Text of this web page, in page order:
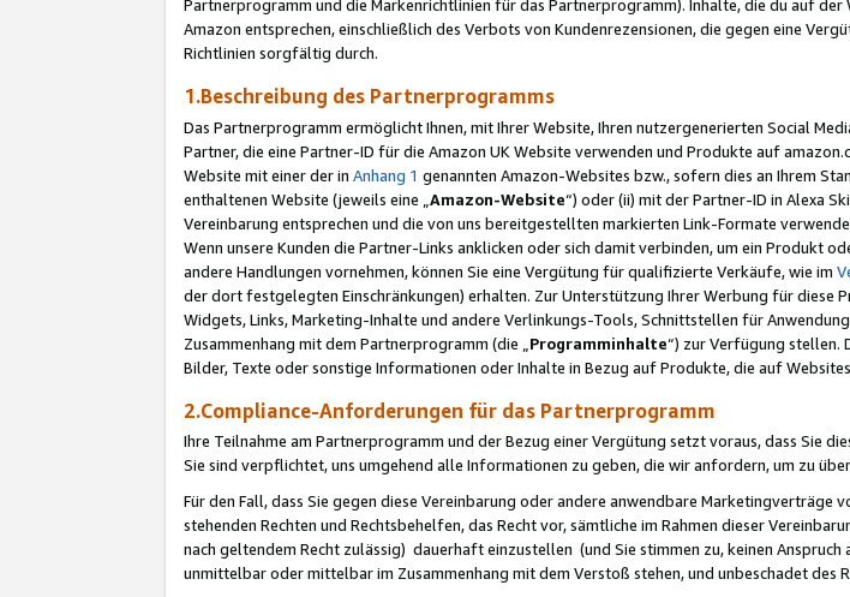
Partnerprogramm und die Markenrichtlinien für das Partnerprogramm). Inhalte, die du auf
Amazon entsprechen, einschließlich des Verbots von Kundenrezensionen, die gegen eine
Richtlinien sorgfältig durch.
1.Beschreibung des Partnerprogramms
Das Partnerprogramm ermöglicht Ihnen, mit Ihrer Website, Ihren nutzergenerierten Social
Partner, die eine Partner-ID für die Amazon UK Website verwenden und Produkte auf
Website mit einer der in Anhang 1 genannten Amazon-Websites bzw., sofern dies an Ihrem
enthaltenen Website (jeweils eine „ Amazon-Website“) oder (ii) mit der Partner-ID in Alexa
Vereinbarung entsprechen und die von uns bereitgestellten markierten Link-Formate
Wenn unsere Kunden die Partner-Links anklicken oder sich damit verbinden, um ein Produkt
andere Handlungen vornehmen, können Sie eine Vergütung für qualifizierte Verkäufe, wie im
der dort festgelegten Einschränkungen) erhalten. Zur Unterstützung Ihrer Werbung für diese
Widgets, Links, Marketing-Inhalte und andere Verlinkungs-Tools, Schnittstellen für
Zusammenhang mit dem Partnerprogramm (die „ Programminhalte“) zur Verfügung stellen.
Bilder, Texte oder sonstige Informationen oder Inhalte in Bezug auf Produkte, die auf
2.Compliance-Anforderungen für das Partnerprogramm
Ihre Teilnahme am Partnerprogramm und der Bezug einer Vergütung setzt voraus, dass Sie
Sie sind verpflichtet, uns umgehend alle Informationen zu geben, die wir anfordern, um zu
Für den Fall, dass Sie gegen diese Vereinbarung oder andere anwendbare
stehenden Rechten und Rechtsbehelfen, das Recht vor, sämtliche im Rahmen dieser
nach geltendem Recht zulässig) dauerhaft einzustellen (und Sie stimmen zu, keinen
unmittelbar oder mittelbar im Zusammenhang mit dem Verstoß stehen, und unbeschadet des